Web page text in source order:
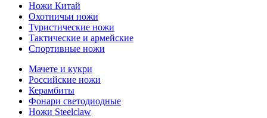
Ножи Китай
Охотничьи ножи
Туристические ножи
Тактические и армейские
Спортивные ножи
Мачете и кукри
Российские ножи
Керамбиты
Фонари светодиодные
Ножи Steelclaw